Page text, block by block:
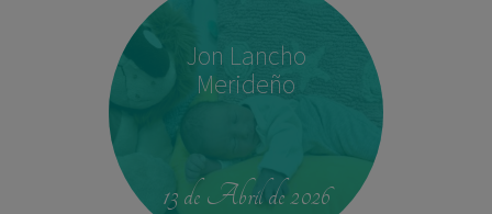
Jon Lancho
Merideño
13 de Abril de 2026